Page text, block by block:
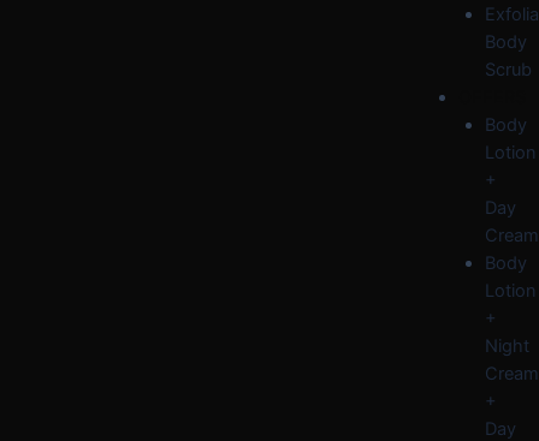
Body
Scrub
Body
Lotion
+
Day
Cream
Body
Lotion
+
Night
Cream
+
Day